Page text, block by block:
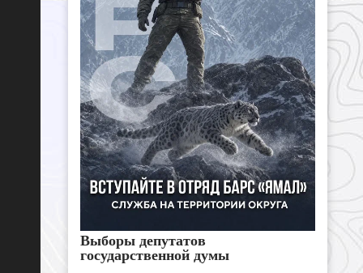
Выборы депутатов
государственной думы